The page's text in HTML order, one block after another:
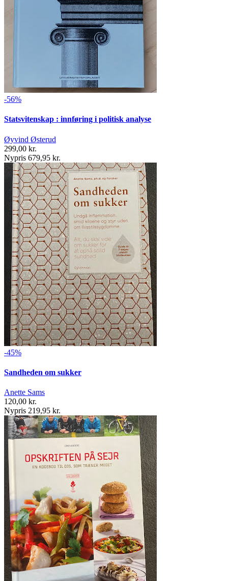
-56%
Statsvitenskap : innføring i politisk analyse
Øyvind Østerud
299,00 kr.
Nypris 679,95 kr.
-45%
Sandheden om sukker
Anette Sams
120,00 kr.
Nypris 219,95 kr.